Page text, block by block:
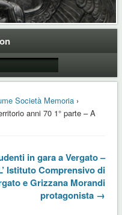
Società Memoria›
anni 70 1° parte – A
in gara a Vergato –
Istituto Comprensivo di
e Grizzana Morandi
protagonista →